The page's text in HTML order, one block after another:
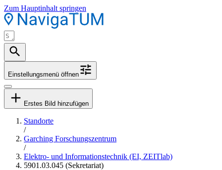
Zum Hauptinhalt springen
Einstellungsmenü öffnen
Erstes Bild hinzufügen
Standorte
/
Garching Forschungszentrum
/
Elektro- und Informationstechnik (EI, ZEITlab)
5901.03.045 (Sekretariat)